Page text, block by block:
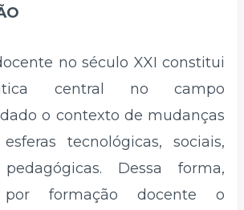
no século XXI constitui
central no campo
o contexto de mudanças
tecnológicas, sociais,
Dessa forma,
por formação docente o